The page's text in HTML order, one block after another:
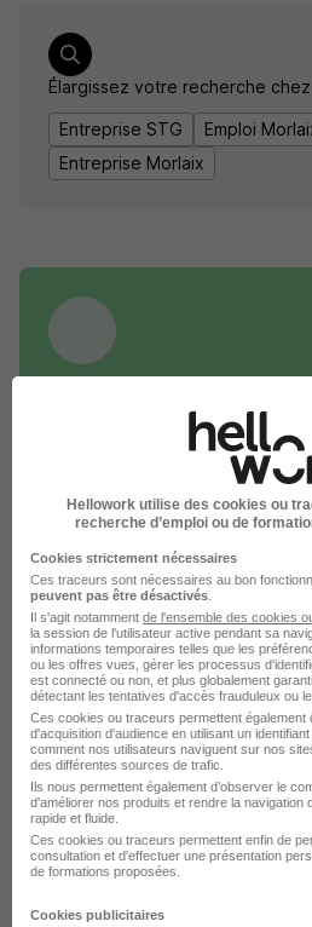
Élargissez votre recherche chez
Entreprise STG
Emploi
Entreprise Morlaix
Rendez votre CV accessible à
recruteurs de la CVthèque
Rendre mon
STG recrute autour
STG Quimper
L'emploi chez STG
STG Noyal-sur-Vilaine
Hellowork utilise des cookies ou
recherche d’emploi ou de
Cookies strictement nécessaires
Ces traceurs sont nécessaires au bon
peuvent pas être désactivés
Il s'agit notamment de l'ensemble des cookies
la session de l'utilisateur active pendant sa
informations temporaires telles que les
ou les offres vues, gérer les processus
est connecté ou non, et plus globalement
détectant les tentatives d'accès frauduleux ou
Ces cookies ou traceurs permettent également
d'acquisition d'audience en utilisant un
comment nos utilisateurs naviguent sur nos
des différentes sources de trafic.
Ils nous permettent également d’observer le
d'améliorer nos produits et rendre la navigation
rapide et fluide.
Ces cookies ou traceurs permettent enfin de
consultation et d'effectuer une présentation
de formations proposées.
Cookies publicitaires